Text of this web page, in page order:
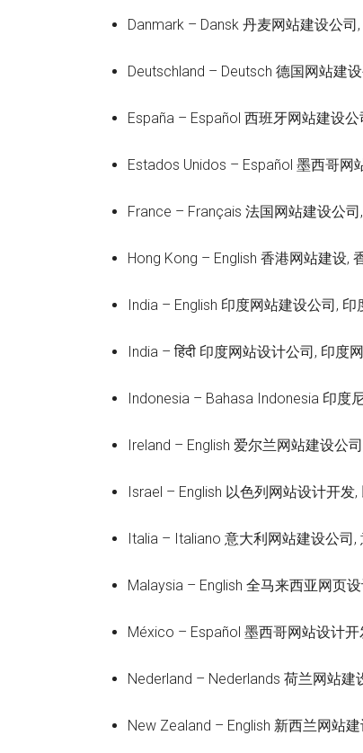
Danmark – Dansk 丹麦网站建设公
Deutschland – Deutsch 德国网站建
España – Español 西班牙网站建设
Estados Unidos – Español 墨西哥
France – Français 法国网站建设公
Hong Kong – English 香港网站建设,
India – English 印度网站建设公司,
India – हिंदी 印度网站设计公司, 印度
Indonesia – Bahasa Indonesia 印度
Ireland – English 爱尔兰网站建设公
Israel – English 以色列网站设计开发
Italia – Italiano 意大利网站建设公司
Malaysia – English 全马来西亚网页
México – Español 墨西哥网站设计
Nederland – Nederlands 荷兰网站
New Zealand – English 新西兰网站